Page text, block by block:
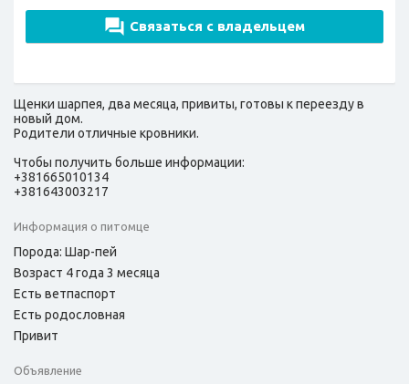
Связаться с владельцем
Щенки шарпея, два месяца, привиты, готовы к переезду в
новый дом.
Родители отличные кровники.
Чтобы получить больше информации:
+381665010134
+381643003217
Информация о питомце
Порода: Шар-пей
Возраст 4 года 3 месяца
Есть ветпаспорт
Есть родословная
Привит
Объявление